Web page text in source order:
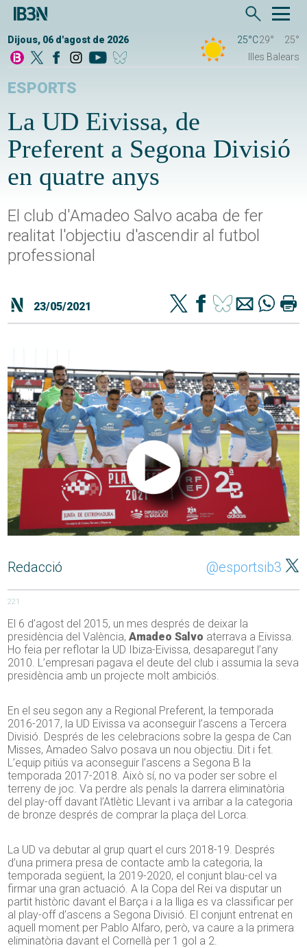
Dijous, 06 d'agost de 2026 25°C29°
25°
Illes Balears
ESPORTS
La UD Eivissa, de
Preferent a Segona Divisió
en quatre anys
El club d'Amadeo Salvo acaba de fer
realitat l'objectiu d'ascendir al futbol
professional
23/05/2021
Redacció @esportsib3
221
El 6 d’agost del 2015, un mes després de deixar la
presidència del València, Amadeo Salvo aterrava a Eivissa.
Ho feia per reflotar la UD Ibiza-Eivissa, desaparegut l’any
2010. L’empresari pagava el deute del club i assumia la seva
presidència amb un projecte molt ambiciós.
En el seu segon any a Regional Preferent, la temporada
2016-2017, la UD Eivissa va aconseguir l’ascens a Tercera
Divisió. Després de les celebracions sobre la gespa de Can
Misses, Amadeo Salvo posava un nou objectiu. Dit i fet.
L’equip pitiús va aconseguir l’ascens a Segona B la
temporada 2017-2018. Això sí, no va poder ser sobre el
terreny de joc. Va perdre als penals la darrera eliminatòria
del play-off davant l’Atlètic Llevant i va arribar a la categoria
de bronze després de comprar la plaça del Lorca.
La UD va debutar al grup quart el curs 2018-19. Després
d’una primera presa de contacte amb la categoria, la
temporada següent, la 2019-2020, el conjunt blau-cel va
firmar una gran actuació. A la Copa del Rei va disputar un
partit històric davant el Barça i a la lliga es va classificar per
al play-off d’ascens a Segona Divisió. El conjunt entrenat en
aquell moment per Pablo Alfaro, però, va caure a la primera
eliminatòria davant el Cornellà per 1 gol a 2.